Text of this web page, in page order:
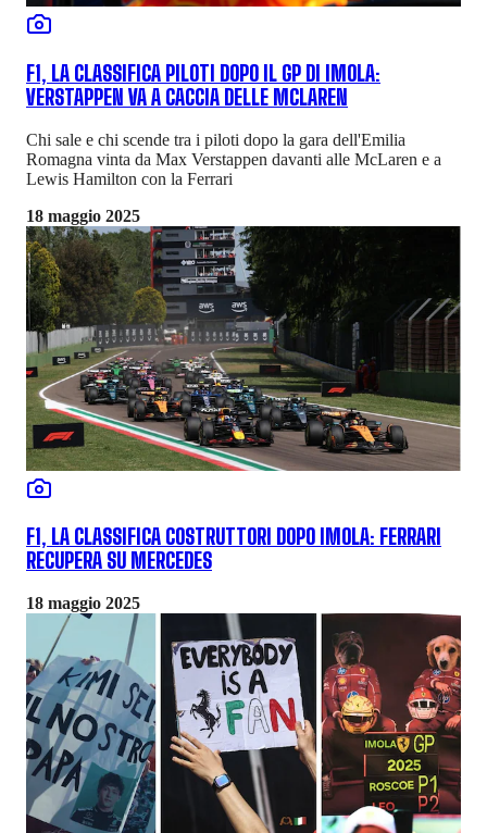
F1, LA CLASSIFICA PILOTI DOPO IL GP DI IMOLA:
VERSTAPPEN VA A CACCIA DELLE MCLAREN
Chi sale e chi scende tra i piloti dopo la gara dell'Emilia
Romagna vinta da Max Verstappen davanti alle McLaren e a
Lewis Hamilton con la Ferrari
18 maggio 2025
F1, LA CLASSIFICA COSTRUTTORI DOPO IMOLA: FERRARI
RECUPERA SU MERCEDES
18 maggio 2025